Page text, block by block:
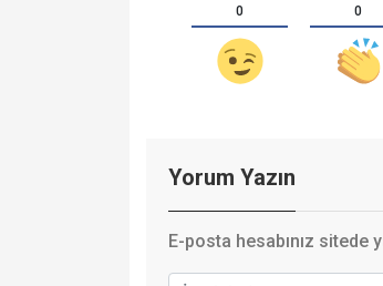
0 0
Yorum Yazın
E-posta hesabınız sitede